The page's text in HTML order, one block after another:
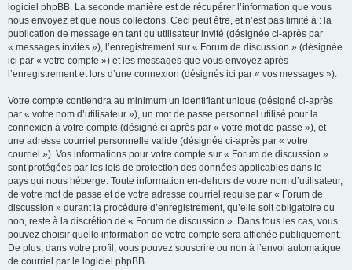
logiciel phpBB. La seconde manière est de récupérer l’information que vous
nous envoyez et que nous collectons. Ceci peut être, et n’est pas limité à : la
publication de message en tant qu’utilisateur invité (désignée ci-après par
« messages invités »), l’enregistrement sur « Forum de discussion » (désignée
ici par « votre compte ») et les messages que vous envoyez après
l’enregistrement et lors d’une connexion (désignés ici par « vos messages »).
Votre compte contiendra au minimum un identifiant unique (désigné ci-après
par « votre nom d’utilisateur »), un mot de passe personnel utilisé pour la
connexion à votre compte (désigné ci-après par « votre mot de passe »), et
une adresse courriel personnelle valide (désignée ci-après par « votre
courriel »). Vos informations pour votre compte sur « Forum de discussion »
sont protégées par les lois de protection des données applicables dans le
pays qui nous héberge. Toute information en-dehors de votre nom d’utilisateur,
de votre mot de passe et de votre adresse courriel requise par « Forum de
discussion » durant la procédure d’enregistrement, qu’elle soit obligatoire ou
non, reste à la discrétion de « Forum de discussion ». Dans tous les cas, vous
pouvez choisir quelle information de votre compte sera affichée publiquement.
De plus, dans votre profil, vous pouvez souscrire ou non à l’envoi automatique
de courriel par le logiciel phpBB.